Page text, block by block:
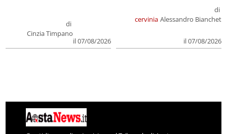
di
Cinzia Timpano
il 07/08/2026
cervinia
di
Alessandro Bianchet
il 07/08/2026